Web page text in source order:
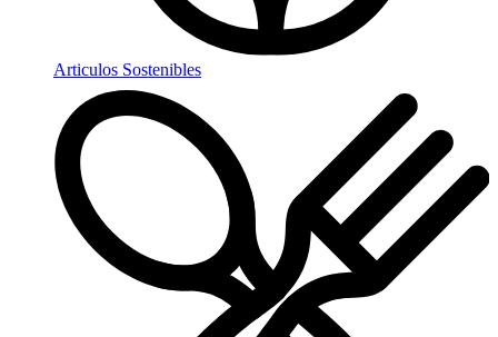
Articulos Sostenibles